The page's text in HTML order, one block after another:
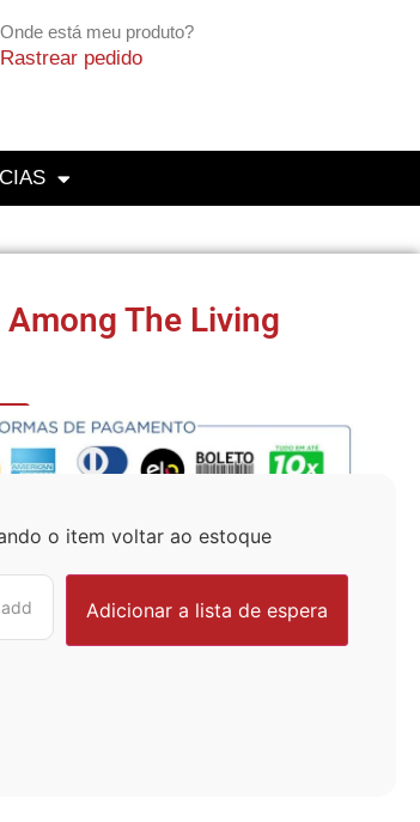
Onde está meu produto?
Rastrear pedido
The Living
o item voltar ao estoque